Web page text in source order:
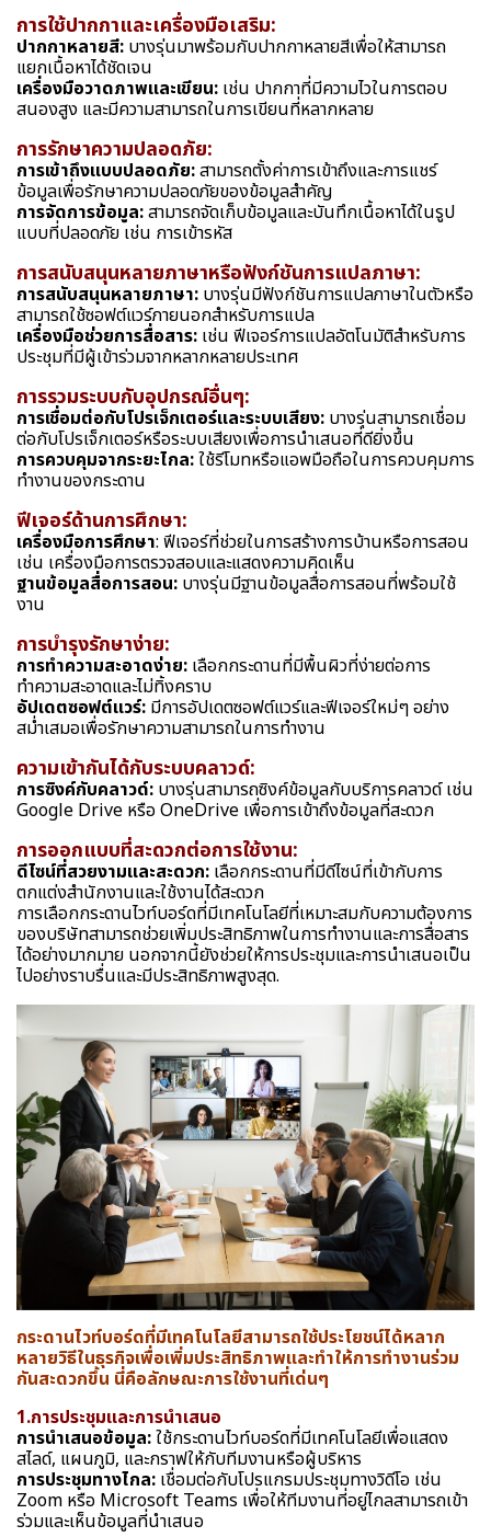
การใช้ปากกาและเครื่องมือเสริม:
ปากกาหลายสี: บางรุ่นมาพร้อมกับปากกาหลายสีเพื่อให้สามารถ
แยกเนื้อหาได้ชัดเจน
เครื่องมือวาดภาพและเขียน: เช่น ปากกาที่มีความไวในการตอบ
สนองสูง และมีความสามารถในการเขียนที่หลากหลาย
การรักษาความปลอดภัย:
การเข้าถึงแบบปลอดภัย:สามารถตั้งค่าการเข้าถึงและการแชร์
ข้อมูลเพื่อรักษาความปลอดภัยของข้อมูลสำคัญ
การจัดการข้อมูล:สามารถจัดเก็บข้อมูลและบันทึกเนื้อหาได้ในรูป
แบบที่ปลอดภัย เช่น การเข้ารหัส
การสนับสนุนหลายภาษาหรือฟังก์ชันการแปลภาษา:
การสนับสนุนหลายภาษา: บางรุ่นมีฟังก์ชันการแปลภาษาในตัวหรือ
สามารถใช้ซอฟต์แวร์ภายนอกสำหรับการแปล
เครื่องมือช่วยการสื่อสาร: เช่น ฟีเจอร์การแปลอัตโนมัติสำหรับการ
ประชุมที่มีผู้เข้าร่วมจากหลากหลายประเทศ
การรวมระบบกับอุปกรณ์อื่นๆ:
การเชื่อมต่อกับโปรเจ็กเตอร์และระบบเสียง: บางรุ่นสามารถเชื่อม
ต่อกับโปรเจ็กเตอร์หรือระบบเสียงเพื่อการนำเสนอที่ดียิ่งขึ้น
การควบคุมจากระยะไกล:ใช้รีโมทหรือแอพมือถือในการควบคุมการ
ทำงานของกระดาน
ฟีเจอร์ด้านการศึกษา:
เครื่องมือการศึกษา: ฟีเจอร์ที่ช่วยในการสร้างการบ้านหรือการสอน
เช่น เครื่องมือการตรวจสอบและแสดงความคิดเห็น
ฐานข้อมูลสื่อการสอน: บางรุ่นมีฐานข้อมูลสื่อการสอนที่พร้อมใช้
งาน
การบำรุงรักษาง่าย:
การทำความสะอาดง่าย: เลือกกระดานที่มีพื้นผิวที่ง่ายต่อการ
ทำความสะอาดและไม่ทิ้งคราบ
อัปเดตซอฟต์แวร์: มีการอัปเดตซอฟต์แวร์และฟีเจอร์ใหม่ๆ อย่าง
สม่ำเสมอเพื่อรักษาความสามารถในการทำงาน
ความเข้ากันได้กับระบบคลาวด์:
การซิงค์กับคลาวด์: บางรุ่นสามารถซิงค์ข้อมูลกับบริการคลาวด์ เช่น
Google Drive หรือ OneDrive เพื่อการเข้าถึงข้อมูลที่สะดวก
การออกแบบที่สะดวกต่อการใช้งาน:
ดีไซน์ที่สวยงามและสะดวก: เลือกกระดานที่มีดีไซน์ที่เข้ากับการ
ตกแต่งสำนักงานและใช้งานได้สะดวก
การเลือกกระดานไวท์บอร์ดที่มีเทคโนโลยีที่เหมาะสมกับความต้องการ
ของบริษัทสามารถช่วยเพิ่มประสิทธิภาพในการทำงานและการสื่อสาร
ได้อย่างมากมาย นอกจากนี้ยังช่วยให้การประชุมและการนำเสนอเป็น
ไปอย่างราบรื่นและมีประสิทธิภาพสูงสุด.
กระดานไวท์บอร์ดที่มีเทคโนโลยีสามารถใช้ประโยชน์ได้หลาก
หลายวิธีในธุรกิจเพื่อเพิ่มประสิทธิภาพและทำให้การทำงานร่วม
กันสะดวกขึ้น นี่คือลักษณะการใช้งานที่เด่นๆ
1.การประชุมและการนำเสนอ
การนำเสนอข้อมูล:ใช้กระดานไวท์บอร์ดที่มีเทคโนโลยีเพื่อแสดง
สไลด์, แผนภูมิ, และกราฟให้กับทีมงานหรือผู้บริหาร
การประชุมทางไกล: เชื่อมต่อกับโปรแกรมประชุมทางวิดีโอ เช่น
Zoom หรือ Microsoft Teams เพื่อให้ทีมงานที่อยู่ไกลสามารถเข้า
ร่วมและเห็นข้อมูลที่นำเสนอ